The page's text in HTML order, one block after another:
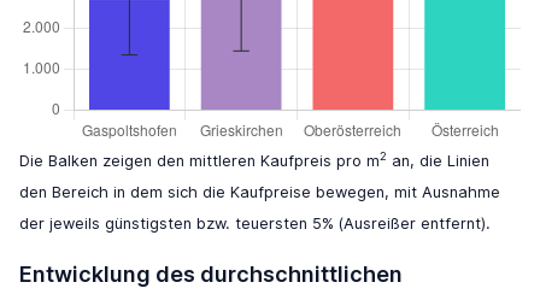
Die Balken zeigen den mittleren Kaufpreis pro m2 an, die Linien
den Bereich in dem sich die Kaufpreise bewegen, mit Ausnahme
der jeweils günstigsten bzw. teuersten 5% (Ausreißer entfernt).
Entwicklung des durchschnittlichen